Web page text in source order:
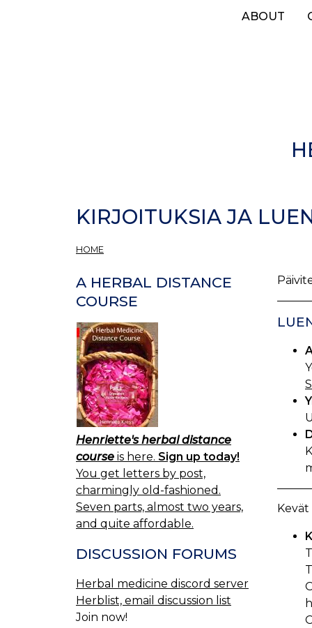
ABOUT
KIRJOITUKSIA JA
HOME
A HERBAL DISTANCE
COURSE
Henriette's herbal distance
course is here. Sign up today!
You get letters by post,
charmingly old-fashioned.
Seven parts, almost two years,
and quite affordable.
DISCUSSION FORUMS
Herbal medicine discord server
Herblist, email discussion list
Join now!